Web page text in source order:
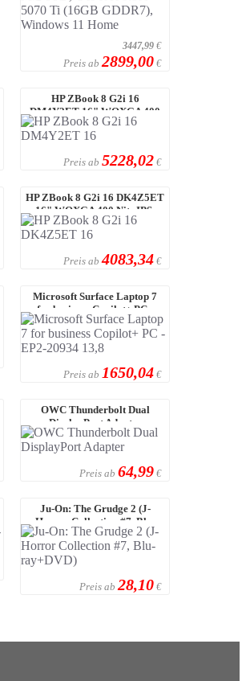
3447,99 €
Preis ab 2899,00 €
HP ZBook 8 G2i 16
DM4Y2ET 16" WQXGA 400
Nits IPS, Intel Core Ult ...
Preis ab 5228,02 €
HP ZBook 8 G2i 16 DK4Z5ET
16" WQXGA 400 Nits IPS,
Intel Core Ult ...
Preis ab 4083,34 €
Microsoft Surface Laptop 7
for business Copilot+ PC -
EP2-20934 ...
Preis ab 1650,04 €
OWC Thunderbolt Dual
DisplayPort Adapter
Preis ab 64,99 €
Ju-On: The Grudge 2 (J-
Horror Collection #7, Blu-
ray+DVD)
Preis ab 28,10 €